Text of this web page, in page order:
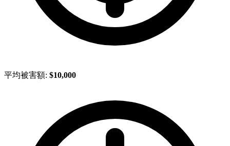
平均被害額: $10,000